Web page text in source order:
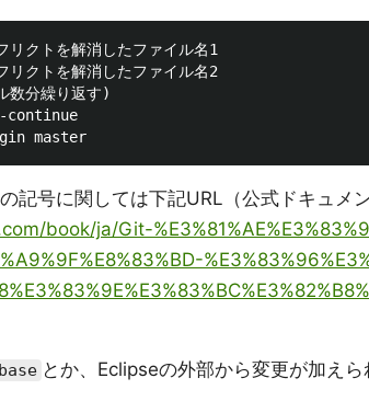
クトを解消したファイル名1
クトを解消したファイル名2
数分繰り返す)
記号に関しては下記URL（公式ドキュメン
book/ja/Git-
とか、Eclipseの外部から変更が加えら